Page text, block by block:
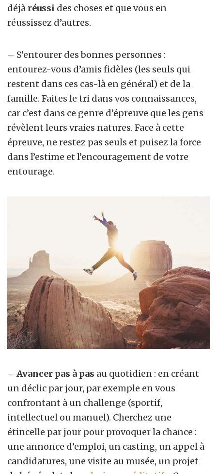
déjà réussi des choses et que vous en
réussissez d’autres.
– S’entourer des bonnes personnes :
entourez-vous d’amis fidèles (les seuls qui
restent dans ces cas-là en général) et de la
famille. Faites le tri dans vos connaissances,
car c’est dans ce genre d’épreuve que les gens
révèlent leurs vraies natures. Face à cette
épreuve, ne restez pas seuls et puisez la force
dans l’estime et l’encouragement de votre
entourage.
– Avancer pas à pas au quotidien : en créant
un déclic par jour, par exemple en vous
confrontant à un challenge (sportif,
intellectuel ou manuel). Cherchez une
étincelle par jour pour provoquer la chance :
une annonce d’emploi, un casting, un appel à
candidatures, une visite au musée, un projet